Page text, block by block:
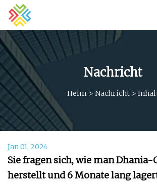
Nachricht
Heim > Nachricht >
Jan 01, 2024
Sie fragen sich, wie man Dhania-
herstellt und 6 Monate lang